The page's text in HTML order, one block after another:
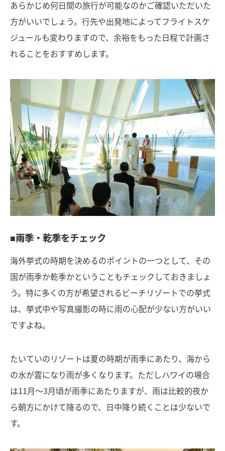
あらかじめ何日間の旅行が可能なのかご確認いただいた
方がいいでしょう。行先や出発地によってフライトスケ
ジュールも変わりますので、余裕をもった日程で計画さ
れることをおすすめします。
■雨季・乾季をチェック
海外挙式の時期を決めるのポイントの一つとして、その
国が雨季か乾季かということもチェックしておきましょ
う。特に多くの方が希望されるビーチリゾートでの挙式
は、挙式中や写真撮影の時に雨の心配が少ない方がいい
ですよね。
たいていのリゾートは夏の時期が雨季にあたり、海から
の水が雲になり雨が多くなります。ただしハワイの場合
は11月〜3月頃が雨季にあたりますが、雨は比較的夜か
ら朝方にかけて降るので、日中降り続くことは少ないで
す。